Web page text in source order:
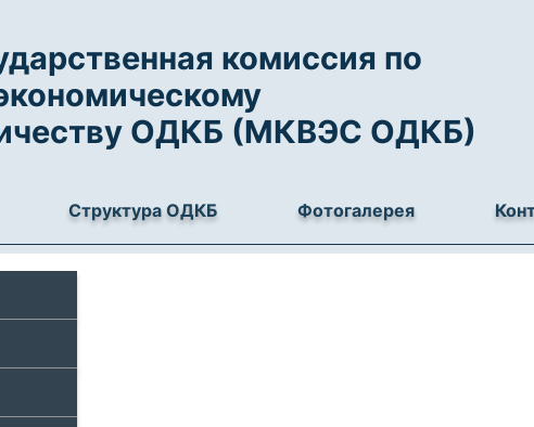
комиссия по
ОДКБ (МКВЭС ОДКБ)
Структура ОДКБ Фотогалерея